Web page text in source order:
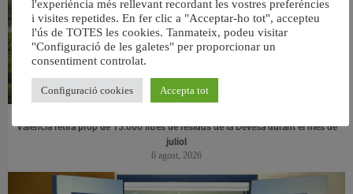
València retira prop de 15.000 litres de residus de la Devesa durant el mes de
juliol
6 agost, 2026
l'experiència més rellevant recordant les vostres preferències
i visites repetides. En fer clic a "Acceptar-ho tot", accepteu
l'ús de TOTES les cookies. Tanmateix, podeu visitar
"Configuració de les galetes" per proporcionar un
consentiment controlat.
Configuració cookies Accepta tot